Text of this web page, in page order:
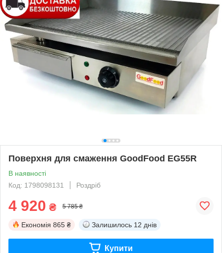
Поверхня для смаження GoodFood EG55R
В наявності
Код: 1798098131
Роздріб
4 920 ₴ 5 785 ₴
Економія 865 ₴ Залишилось 12 днів
Купити